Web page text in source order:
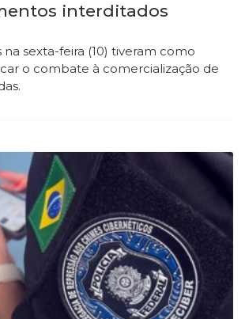
interditados
na sexta-feira (10) tiveram como
o combate à comercialização de